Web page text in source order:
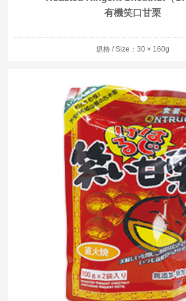
有機笑口甘栗
規格 / Size：30 × 160g